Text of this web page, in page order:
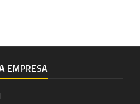
EMPRESA